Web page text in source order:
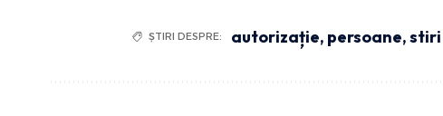
ȘTIRI DESPRE: autorizație, persoane,stiri